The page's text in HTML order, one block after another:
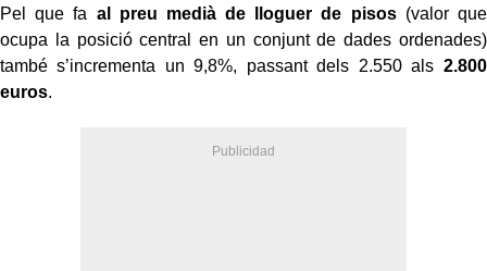
Pel que fa al preu medià de lloguer de pisos(valor que
ocupa la posició central en un conjunt de dades ordenades)
també s’incrementa un 9,8%, passant dels 2.550 als 2.800
euros.